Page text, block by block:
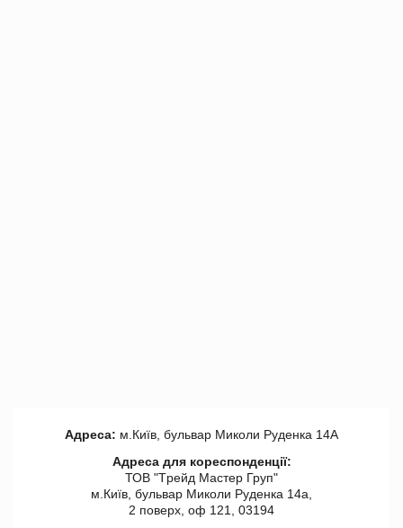
Адреса: м.Київ, бульвар Миколи Руденка 14А
Адреса для кореспонденції:
ТОВ "Tрейд Мастер Груп"
м.Київ, бульвар Миколи Руденка 14а,
2 поверх, оф 121, 03194